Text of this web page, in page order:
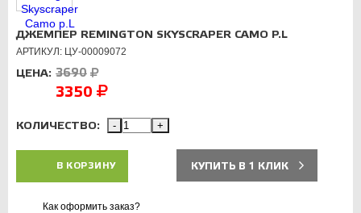
ДЖЕМПЕР REMINGTON SKYSCRAPER CAMO Р.L
АРТИКУЛ: ЦУ-00009072
ЦЕНА: 3690
3350
КОЛИЧЕСТВО: - +
В КОРЗИНУ КУПИТЬ В 1 КЛИК
Как оформить заказ?